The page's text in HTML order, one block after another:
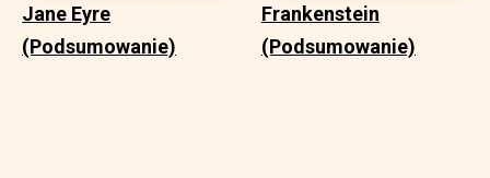
Jane Eyre
(Podsumowanie)
Frankenstein
(Podsumowanie)